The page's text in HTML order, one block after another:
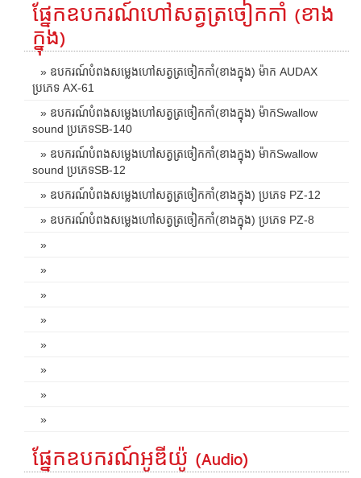
ផ្នែកឧបករណ៍ហៅសត្វត្រចៀកកាំ (ខាង
ក្នុង)
» ឧបករណ៍បំពងសម្លេងហៅសត្វត្រចៀកកាំ(ខាងក្នុង) ម៉ាក AUDAX
ប្រភេទ AX-61
» ឧបករណ៍បំពងសម្លេងហៅសត្វត្រចៀកកាំ(ខាងក្នុង) ម៉ាកSwallow
sound ប្រភេទSB-140
» ឧបករណ៍បំពងសម្លេងហៅសត្វត្រចៀកកាំ(ខាងក្នុង) ម៉ាកSwallow
sound ប្រភេទSB-12
» ឧបករណ៍បំពងសម្លេងហៅសត្វត្រចៀកកាំ(ខាងក្នុង) ប្រភេទ PZ-12
» ឧបករណ៍បំពងសម្លេងហៅសត្វត្រចៀកកាំ(ខាងក្នុង) ប្រភេទ PZ-8
»
»
»
»
»
»
»
»
ផ្នែកឧបករណ៍អូឌីយ៉ូ (Audio)